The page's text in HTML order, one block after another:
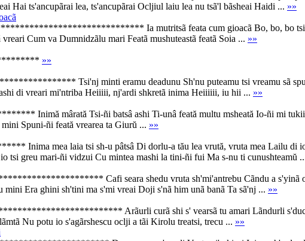
Hai ts'ancupãrai lea, ts'ancupãrai Ocljiul laiu lea nu tsã'l bãsheai Haidi ... »»
Ia mutritsã feata cum gioacã Bo, bo, bo tsi
Cum va Dumnidzãlu mari Featã mushuteastã featã Soia ... »»
»»
Tsi'nj minti eramu deadunu Sh'nu puteamu tsi vreamu sã
di vreari mi'ntriba Heiiiii, nj'ardi shkretã inima Heiiiiii, iu hii ... »»
Inimă mârată Tsi-ñi batsâ ashi Ti-unâ feată multu msheată Io-ñi mi tukii
Spuni-ñi feată vrearea ta Giurŭ ... »»
mea laia tsi sh-u pâtsâ Di dorlu-a tău lea vrută, vruta mea Lailu di io
tsi greu mari-ñi vidzui Cu mintea mashi la tini-ñi fui Ma s-nu ti cunushteamŭ
Cafi seara shedu vruta sh'mi'antrebu Cãndu a s'yinã
Era ghini sh'tini ma s'mi vreai Doji s'nã him unã banã Ta sã'nj ... »»
Arãurli curã shi s' vearsã tu amari Lãndurli s'ducu ,
Nu potu io s'agãrshescu oclji a tãi Kirolu treatsi, trecu ... »»